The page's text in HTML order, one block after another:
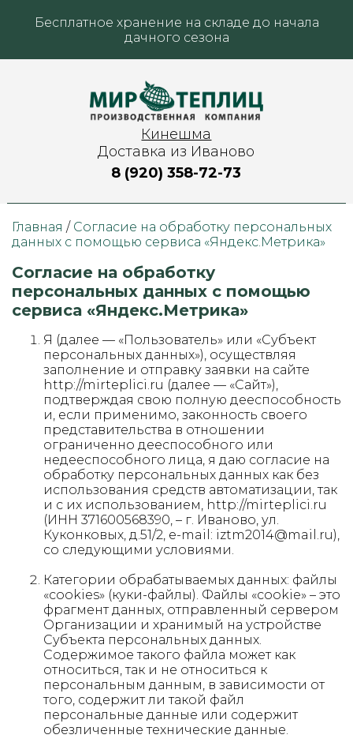
Бесплатное хранение на складе до начала
дачного сезона
Кинешма
Доставка из Иваново
8 (920) 358-72-73
Главная / Согласие на обработку персональных
данных с помощью сервиса «Яндекс.Метрика»
Согласие на обработку
персональных данных с помощью
сервиса «Яндекс.Метрика»
Я (далее — «Пользователь» или «Субъект
персональных данных»), осуществляя
заполнение и отправку заявки на сайте
http://mirteplici.ru (далее — «Сайт»),
подтверждая свою полную дееспособность
и, если применимо, законность своего
представительства в отношении
ограниченно дееспособного или
недееспособного лица, я даю согласие на
обработку персональных данных как без
использования средств автоматизации, так
и с их использованием, http://mirteplici.ru
(ИНН 371600568390, – г. Иваново, ул.
Куконковых, д.51/2, e-mail: iztm2014@mail.ru),
со следующими условиями.
Категории обрабатываемых данных: файлы
«cookies» (куки-файлы). Файлы «cookie» – это
фрагмент данных, отправленный сервером
Организации и хранимый на устройстве
Субъекта персональных данных.
Содержимое такого файла может как
относиться, так и не относиться к
персональным данным, в зависимости от
того, содержит ли такой файл
персональные данные или содержит
обезличенные технические данные.